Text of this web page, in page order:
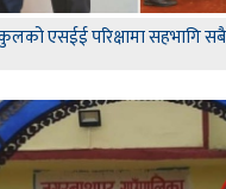
एसईई परिक्षामा सहभागि सबै